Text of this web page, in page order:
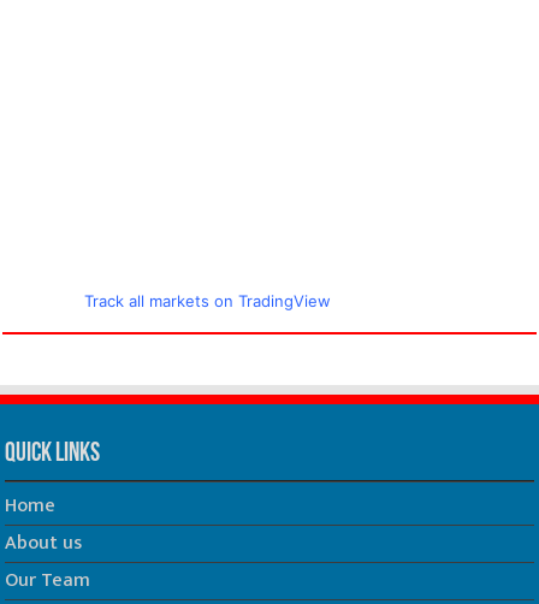
Track all markets on TradingView
Quick Links
Home
About us
Our Team